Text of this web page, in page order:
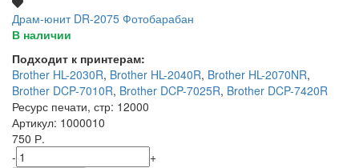
Драм-юнит DR-2075 Фотобарабан
В наличии
Подходит к принтерам:
Brother HL-2030R, Brother HL-2040R, Brother HL-2070NR,
Brother DCP-7010R, Brother DCP-7025R, Brother DCP-7420R
Ресурс печати, стр: 12000
Артикул: 1000010
750 Р.
-
+